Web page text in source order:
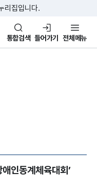
로가기
바로가기
리집입니다.
함께 행복
통합검색 들어가기 전체메뉴
인동계체육대회’